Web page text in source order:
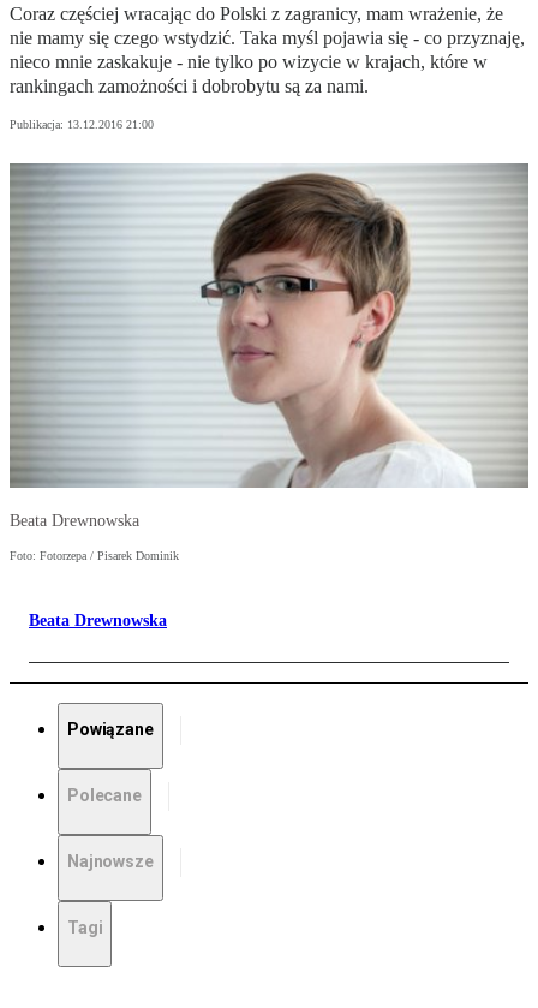
Coraz częściej wracając do Polski z zagranicy, mam wrażenie, że
nie mamy się czego wstydzić. Taka myśl pojawia się - co przyznaję,
nieco mnie zaskakuje - nie tylko po wizycie w krajach, które w
rankingach zamożności i dobrobytu są za nami.
Publikacja: 13.12.2016 21:00
Beata Drewnowska
Foto: Fotorzepa / Pisarek Dominik
Beata Drewnowska
Powiązane
Polecane
Najnowsze
Tagi